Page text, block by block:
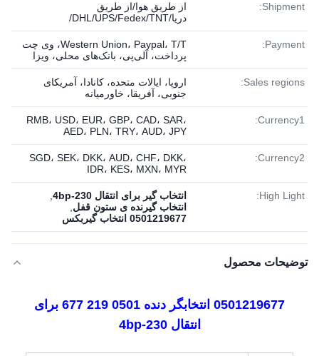
Shipment:
از طریق هوا/از طریق
دریا/DHL/UPS/Fedex/TNT/
Payment:
Western Union، Paypal، T/T، وی چت
پرداخت، آلی‌پی، بانک‌های محلی، ویزا
Sales regions:
اروپا، ایالات متحده، کانادا، آمریکای
جنوبی، آفریقا، خاورمیانه
Currency1:
RMB، USD، EUR، GBP، CAD، SAR،
AED، PLN، TRY، AUD، JPY
Currency2:
SGD، SEK، DKK، AUD، CHF، DKK،
IDR، KES، MXN، MYR
High Light: انتخاب گیر برای انتقال 4bp-230
انتخاب گیرنده ی ستون قفل
0501219677 انتخاب گیربکس
توضیحات محصول
0501219677 انتخابگر دنده 0501 219 677 برای
انتقال 4bp-230